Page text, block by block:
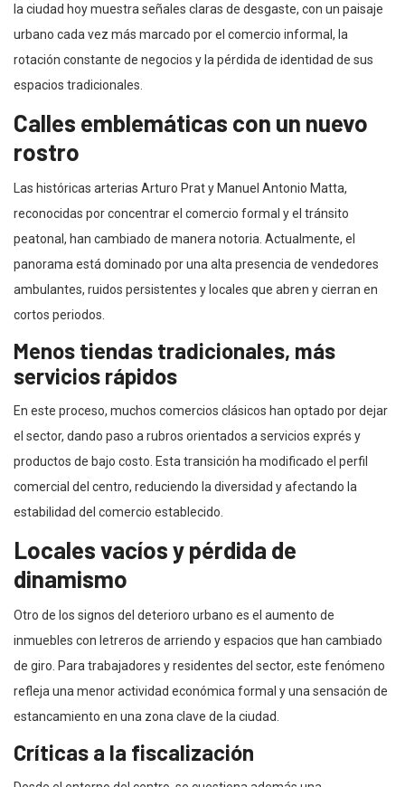
la ciudad hoy muestra señales claras de desgaste, con un paisaje
urbano cada vez más marcado por el comercio informal, la
rotación constante de negocios y la pérdida de identidad de sus
espacios tradicionales.
Calles emblemáticas con un nuevo
rostro
Las históricas arterias Arturo Prat y Manuel Antonio Matta,
reconocidas por concentrar el comercio formal y el tránsito
peatonal, han cambiado de manera notoria. Actualmente, el
panorama está dominado por una alta presencia de vendedores
ambulantes, ruidos persistentes y locales que abren y cierran en
cortos periodos.
Menos tiendas tradicionales, más
servicios rápidos
En este proceso, muchos comercios clásicos han optado por dejar
el sector, dando paso a rubros orientados a servicios exprés y
productos de bajo costo. Esta transición ha modificado el perfil
comercial del centro, reduciendo la diversidad y afectando la
estabilidad del comercio establecido.
Locales vacíos y pérdida de
dinamismo
Otro de los signos del deterioro urbano es el aumento de
inmuebles con letreros de arriendo y espacios que han cambiado
de giro. Para trabajadores y residentes del sector, este fenómeno
refleja una menor actividad económica formal y una sensación de
estancamiento en una zona clave de la ciudad.
Críticas a la fiscalización